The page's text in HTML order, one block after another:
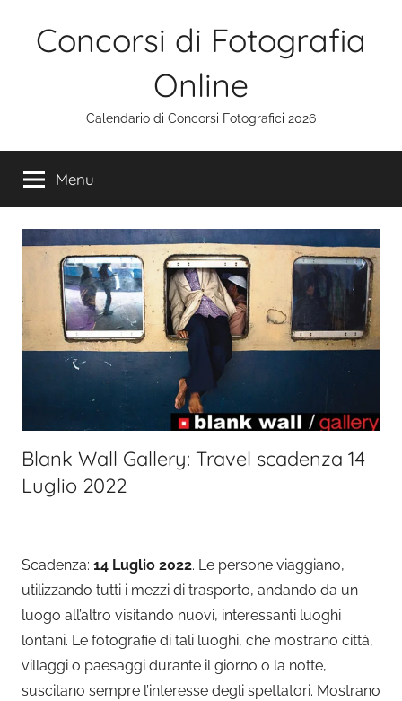
Concorsi di Fotografia
Online
Calendario di Concorsi Fotografici 2026
Menu
Blank Wall Gallery: Travel scadenza 14
Luglio 2022
Scadenza: 14 Luglio 2022. Le persone viaggiano,
utilizzando tutti i mezzi di trasporto, andando da un
luogo all’altro visitando nuovi, interessanti luoghi
lontani. Le fotografie di tali luoghi, che mostrano città,
villaggi o paesaggi durante il giorno o la notte,
suscitano sempre l’interesse degli spettatori. Mostrano